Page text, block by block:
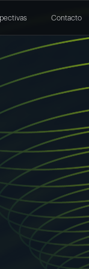
Contacto